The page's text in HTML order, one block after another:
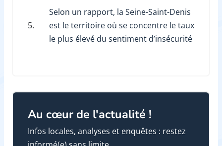
5.
Selon un rapport, la Seine-Saint-Denis
est le territoire où se concentre le taux
le plus élevé du sentiment d’insécurité
Au cœur de l'actualité !
Infos locales, analyses et enquêtes : restez